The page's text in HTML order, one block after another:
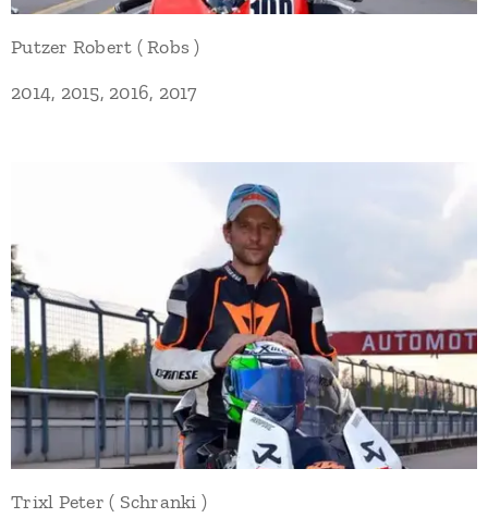
Putzer Robert ( Robs )
2014, 2015, 2016, 2017
Trixl Peter ( Schranki )